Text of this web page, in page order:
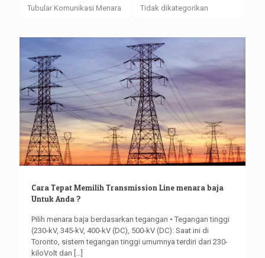
Tubular Komunikasi Menara Tidak dikategorikan
Cara Tepat Memilih Transmission Line menara baja
Untuk Anda ?
Pilih menara baja berdasarkan tegangan • Tegangan tinggi
(230-kV, 345-kV, 400-kV (DC), 500-kV (DC): Saat ini di
Toronto, sistem tegangan tinggi umumnya terdiri dari 230-
kiloVolt dan […]